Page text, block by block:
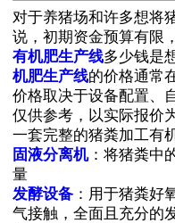
对于养猪场和许多想将
说，初期资金预算有限
有机肥生产线多少钱是
机肥生产线的价格通常
价格取决于设备配置、
仅供参考，以实际报价
一套完整的猪粪加工有
固液分离机：将猪粪中
量
发酵设备 ：用于猪粪好
气接触，全面且充分的